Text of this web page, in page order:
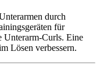
durch
für
Unterarm-Curls. Eine
Lösen verbessern.